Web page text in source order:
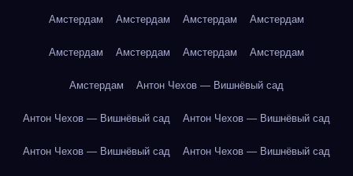
Амстердам Амстердам Амстердам Амстердам
Амстердам Амстердам Амстердам Амстердам
Амстердам Антон Чехов — Вишнёвый сад
Антон Чехов — Вишнёвый сад Антон Чехов — Вишнёвый сад
Антон Чехов — Вишнёвый сад Антон Чехов — Вишнёвый сад